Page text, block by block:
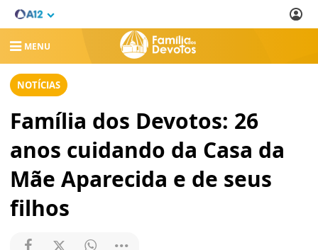
MENU
NOTÍCIAS
Família dos Devotos: 26
anos cuidando da Casa da
Mãe Aparecida e de seus
filhos